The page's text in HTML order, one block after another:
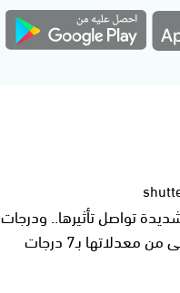
تواصل تأثيرها.. ودرجات
معدلاتها بـ7 درجات